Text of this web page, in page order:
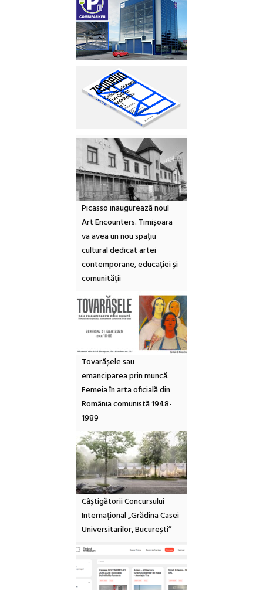
Picasso inaugurează noul
Art Encounters. Timișoara
va avea un nou spațiu
cultural dedicat artei
contemporane, educației și
comunității
Tovarășele sau
emanciparea prin muncă.
Femeia în arta oficială din
România comunistă 1948-
1989
Câștigătorii Concursului
Internațional „Grădina Casei
Universitarilor, București”